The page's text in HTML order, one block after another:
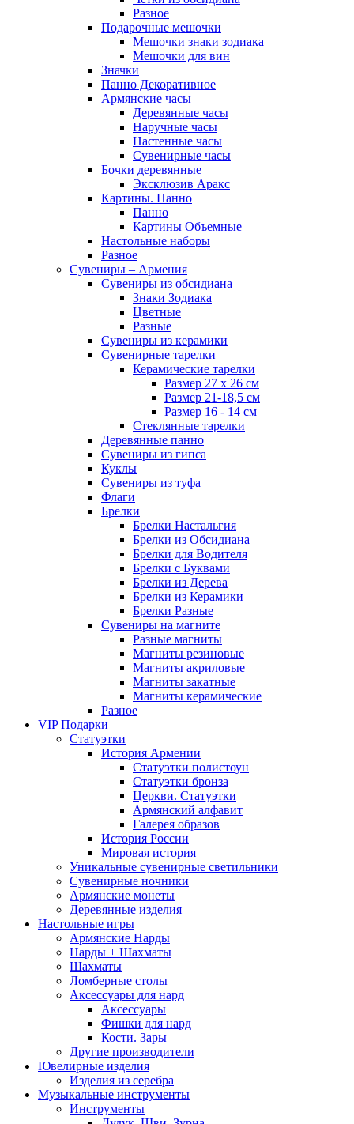
Разное
Подарочные мешочки
Мешочки знаки зодиака
Мешочки для вин
Значки
Панно Декоративное
Армянские часы
Деревянные часы
Наручные часы
Настенные часы
Сувенирные часы
Бочки деревянные
Эксклюзив Аракс
Картины. Панно
Панно
Картины Объемные
Настольные наборы
Разное
Сувениры – Армения
Сувениры из обсидиана
Знаки Зодиака
Цветные
Разные
Сувениры из керамики
Сувенирные тарелки
Керамические тарелки
Размер 27 х 26 см
Размер 21-18,5 см
Размер 16 - 14 см
Стеклянные тарелки
Деревянные панно
Сувениры из гипса
Куклы
Сувениры из туфа
Флаги
Брелки
Брелки Настальгия
Брелки из Обсидиана
Брелки для Водителя
Брелки с Буквами
Брелки из Дерева
Брелки из Керамики
Брелки Разные
Сувениры на магните
Разные магниты
Магниты резиновые
Магниты акриловые
Магниты закатные
Магниты керамические
Разное
VIP Подарки
Статуэтки
История Армении
Статуэтки полистоун
Статуэтки бронза
Церкви. Статуэтки
Армянский алфавит
Галерея образов
История России
Мировая история
Уникальные сувенирные светильники
Сувенирные ночники
Армянские монеты
Деревянные изделия
Настольные игры
Армянские Нарды
Нарды + Шахматы
Шахматы
Ломберные столы
Аксессуары для нард
Аксессуары
Фишки для нард
Кости. Зары
Другие производители
Ювелирные изделия
Изделия из серебра
Музыкальные инструменты
Инструменты